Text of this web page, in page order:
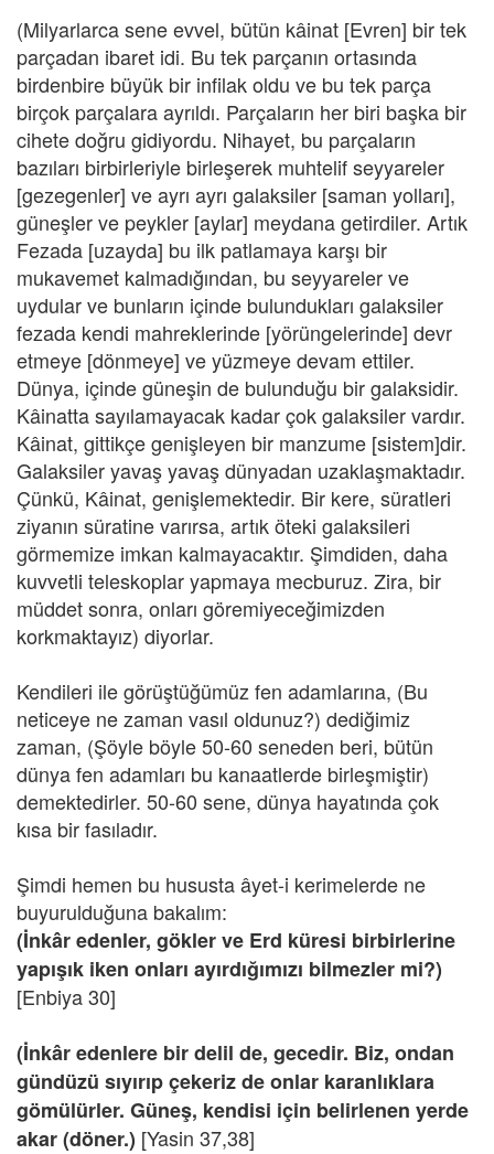
(Milyarlarca sene evvel, bütün kâinat [Evren] bir tek
parçadan ibaret idi. Bu tek parçanın ortasında
birdenbire büyük bir infilak oldu ve bu tek parça
birçok parçalara ayrıldı. Parçaların her biri başka bir
cihete doğru gidiyordu. Nihayet, bu parçaların
bazıları birbirleriyle birleşerek muhtelif seyyareler
[gezegenler] ve ayrı ayrı galaksiler [saman yolları],
güneşler ve peykler [aylar] meydana getirdiler. Artık
Fezada [uzayda] bu ilk patlamaya karşı bir
mukavemet kalmadığından, bu seyyareler ve
uydular ve bunların içinde bulundukları galaksiler
fezada kendi mahreklerinde [yörüngelerinde] devr
etmeye [dönmeye] ve yüzmeye devam ettiler.
Dünya, içinde güneşin de bulunduğu bir galaksidir.
Kâinatta sayılamayacak kadar çok galaksiler vardır.
Kâinat, gittikçe genişleyen bir manzume [sistem]dir.
Galaksiler yavaş yavaş dünyadan uzaklaşmaktadır.
Çünkü, Kâinat, genişlemektedir. Bir kere, süratleri
ziyanın süratine varırsa, artık öteki galaksileri
görmemize imkan kalmayacaktır. Şimdiden, daha
kuvvetli teleskoplar yapmaya mecburuz. Zira, bir
müddet sonra, onları göremiyeceğimizden
korkmaktayız) diyorlar.
Kendileri ile görüştüğümüz fen adamlarına, (Bu
neticeye ne zaman vasıl oldunuz?) dediğimiz
zaman, (Şöyle böyle 50-60 seneden beri, bütün
dünya fen adamları bu kanaatlerde birleşmiştir)
demektedirler. 50-60 sene, dünya hayatında çok
kısa bir fasıladır.
Şimdi hemen bu hususta âyet-i kerimelerde ne
buyurulduğuna bakalım:
(İnkâr edenler, gökler ve Erd küresi birbirlerine
yapışık iken onları ayırdığımızı bilmezler mi?)
[Enbiya 30]
(İnkâr edenlere bir delil de, gecedir. Biz, ondan
gündüzü sıyırıp çekeriz de onlar karanlıklara
gömülürler. Güneş, kendisi için belirlenen yerde
akar (döner.) [Yasin 37,38]